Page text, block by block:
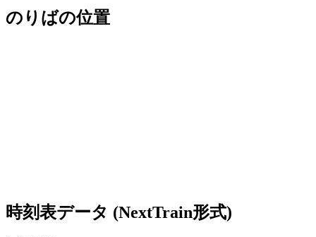
のりばの位置
時刻表データ (NextTrain形式)